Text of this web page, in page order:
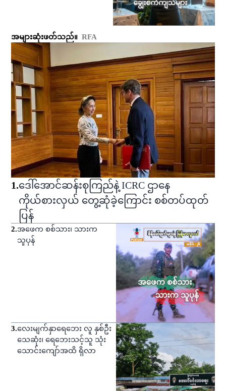
အများဆုံးဖတ်သည်။ RFA
1.ဒေါ်အောင်ဆန်းစုကြည်နဲ့ ICRC ဌာနေ
ကိုယ်စားလှယ် တွေ့ဆုံခဲ့ကြောင်း စစ်တပ်ထုတ်
ပြန်
2.အဖေက စစ်သား၊ သားက
သူပုန်
3.လေးမျက်နှာရေဘေး လူ နှစ်ဦး
သေဆုံး၊ ရေဘေးသင့်သူ သုံး
သောင်းကျော်အထိ ရှိလာ